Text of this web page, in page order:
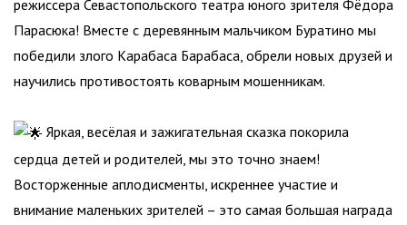
режиссера Севастопольского театра юного зрителя Фёдора
Парасюка! Вместе с деревянным мальчиком Буратино мы
победили злого Карабаса Барабаса, обрели новых друзей и
научились противостоять коварным мошенникам.
Яркая, весёлая и зажигательная сказка покорила
сердца детей и родителей, мы это точно знаем!
Восторженные аплодисменты, искреннее участие и
внимание маленьких зрителей – это самая большая награда